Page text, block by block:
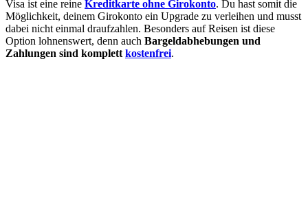
Visa ist eine reine Kreditkarte ohne Girokonto. Du hast somit die
Möglichkeit, deinem Girokonto ein Upgrade zu verleihen und musst
dabei nicht einmal draufzahlen. Besonders auf Reisen ist diese
Option lohnenswert, denn auch Bargeldabhebungen und
Zahlungen sind komplett kostenfrei.